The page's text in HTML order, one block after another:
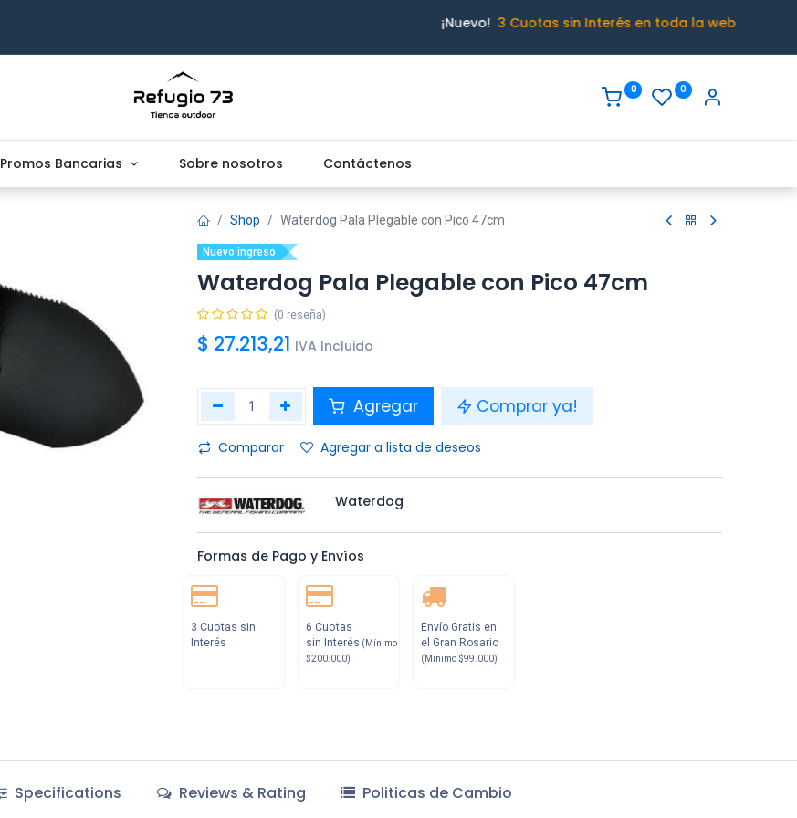
¡Nuevo! 3 Cuotas sin Interés en toda la web
0 0
Promos Bancarias Sobre nosotros Contáctenos
Shop Waterdog Pala Plegable con Pico 47cm
Nuevo ingreso
Waterdog Pala Plegable con Pico 47cm
(0 reseña)
$ 27.213,21 IVA Incluido
Agregar Comprar ya!
Comparar Agregar a lista de deseos
Waterdog
Formas de Pago y Envíos
3 Cuotas sin
Interés
6 Cuotas
sin Interés (Mínimo
$200.000)
Envío Gratis en
el Gran Rosario
(Mínimo $99.000)
Specifications Reviews & Rating Politicas de Cambio